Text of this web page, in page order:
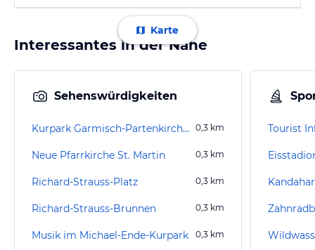
Karte
Interessantes in der Nähe
Sehenswürdigkeiten
Kurpark Garmisch-Partenkirchen 0,3 km
Neue Pfarrkirche St. Martin 0,3 km
Richard-Strauss-Platz 0,3 km
Richard-Strauss-Brunnen 0,3 km
Musik im Michael-Ende-Kurpark 0,3 km